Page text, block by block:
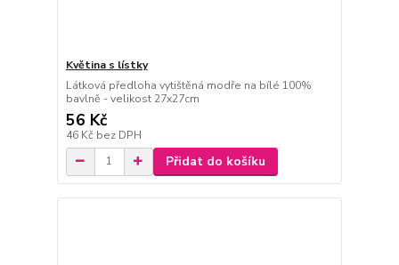
Květina s lístky
Látková předloha vytištěná modře na bílé 100%
bavlně - velikost 27x27cm
56 Kč
46 Kč bez DPH
Přidat do košíku